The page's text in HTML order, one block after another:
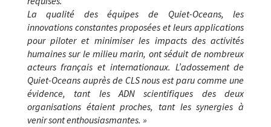
La qualité des équipes de Quiet-Oceans, les
innovations constantes proposées et leurs applications
pour piloter et minimiser les impacts des activités
humaines sur le milieu marin, ont séduit de nombreux
acteurs français et internationaux. L’adossement de
Quiet-Oceans auprès de CLS nous est paru comme une
évidence, tant les ADN scientifiques des deux
organisations étaient proches, tant les synergies à
venir sont enthousiasmantes. »